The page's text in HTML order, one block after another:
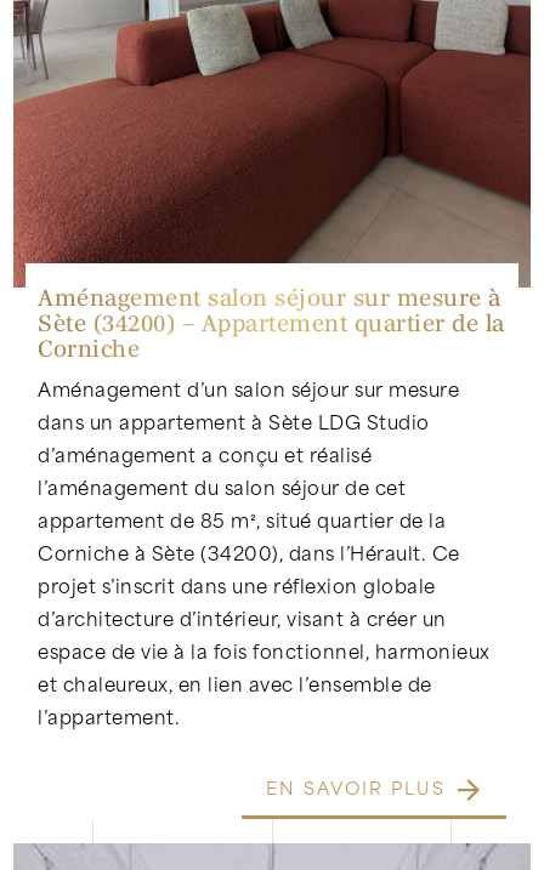
Aménagement salon séjour sur mesure à
Sète (34200) – Appartement quartier de la
Corniche
Aménagement d’un salon séjour sur mesure
dans un appartement à Sète LDG Studio
d’aménagement a conçu et réalisé
l’aménagement du salon séjour de cet
appartement de 85 m², situé quartier de la
Corniche à Sète (34200), dans l’Hérault. Ce
projet s’inscrit dans une réflexion globale
d’architecture d’intérieur, visant à créer un
espace de vie à la fois fonctionnel, harmonieux
et chaleureux, en lien avec l’ensemble de
l’appartement.
EN SAVOIR PLUS